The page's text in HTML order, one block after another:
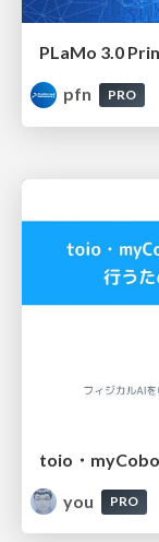
PLaMo 3.0
pfn
PRO
you
PRO